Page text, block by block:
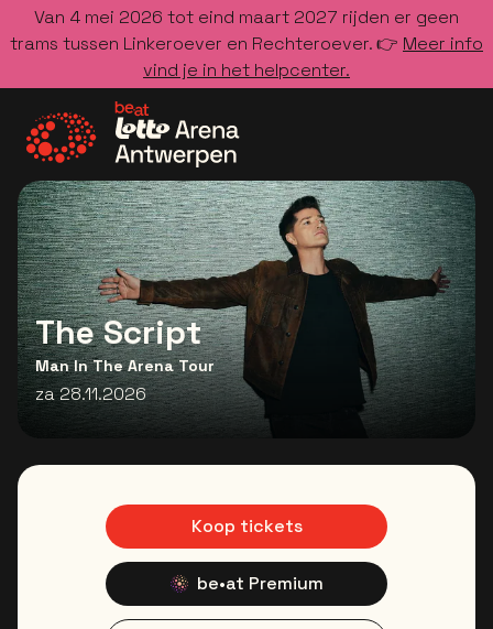
Van 4 mei 2026 tot eind maart 2027 rijden er geen
trams tussen Linkeroever en Rechteroever. 👉 Meer info
vind je in het helpcenter.
Ga naar de homepage
The Script
Man In The Arena Tour
za 28.11.2026
Koop tickets
be•at Premium